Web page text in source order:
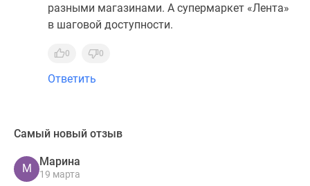
разными магазинами. А супермаркет «Лента»
в шаговой доступности.
0 0
Ответить
Самый новый отзыв
М
Марина
19 марта